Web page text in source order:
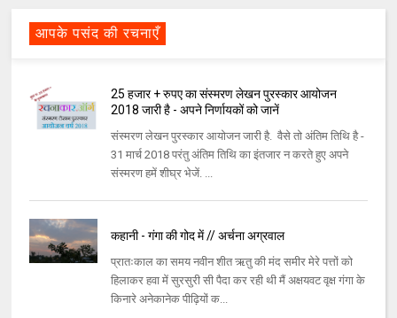
आपके पसंद की रचनाएँ
25 हजार + रुपए का संस्मरण लेखन पुरस्कार आयोजन
2018 जारी है - अपने निर्णायकों को जानें
संस्मरण लेखन पुरस्कार आयोजन जारी है. वैसे तो अंतिम तिथि है -
31 मार्च 2018 परंतु अंतिम तिथि का इंतजार न करते हुए अपने
संस्मरण हमें शीघ्र भेजें. ...
कहानी - गंगा की गोद में // अर्चना अग्रवाल
प्रातःकाल का समय नवीन शीत ऋतु की मंद समीर मेरे पत्तों को
हिलाकर हवा में सुरसुरी सी पैदा कर रही थी मैं अक्षयवट वृक्ष गंगा के
किनारे अनेकानेक पीढ़ियों क...